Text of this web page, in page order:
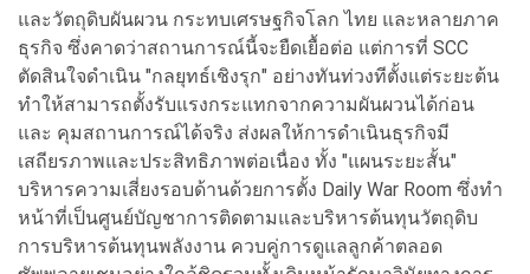
และวัตถุดิบผันผวน กระทบเศรษฐกิจโลก ไทย และหลายภาค
ธุรกิจ ซึ่งคาดว่าสถานการณ์นี้จะยืดเยื้อต่อ แต่การที่ SCC
ตัดสินใจดำเนิน "กลยุทธ์เชิงรุก" อย่างทันท่วงทีตั้งแต่ระยะต้น
ทำให้สามารถตั้งรับแรงกระแทกจากความผันผวนได้ก่อน
และ คุมสถานการณ์ได้จริง ส่งผลให้การดำเนินธุรกิจมี
เสถียรภาพและประสิทธิภาพต่อเนื่อง ทั้ง "แผนระยะสั้น"
บริหารความเสี่ยงรอบด้านด้วยการตั้ง Daily War Room ซึ่งทำ
หน้าที่เป็นศูนย์บัญชาการติดตามและบริหารต้นทุนวัตถุดิบ
การบริหารต้นทุนพลังงาน ควบคู่การดูแลลูกค้าตลอด